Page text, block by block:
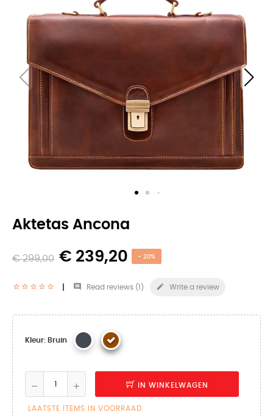
Aktetas Ancona
€ 299,00 € 239,20 - 20%
 Read reviews (1 )  Write a review
Kleur: Bruin
IN WINKELWAGEN
LAATSTE ITEMS IN VOORRAAD